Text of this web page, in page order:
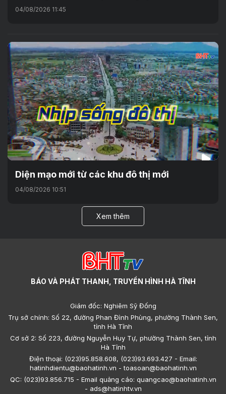
04/08/2026 11:45
Diện mạo mới từ các khu đô thị mới
04/08/2026 10:51
Xem thêm
BÁO VÀ PHÁT THANH, TRUYỀN HÌNH HÀ TĨNH
Giám đốc: Nghiêm Sỹ Đống
Trụ sở chính: Số 22, đường Phan Đình Phùng, phường Thành Sen,
tỉnh Hà Tĩnh
Cơ sở 2: Số 223, đường Nguyễn Huy Tự, phường Thành Sen, tỉnh
Hà Tĩnh
Điện thoại: (023)95.858.608, (023)93.693.427 - Email:
hatinhdientu@baohatinh.vn - toasoan@baohatinh.vn
QC: (023)93.856.715 - Email quảng cáo: quangcao@baohatinh.vn
- ads@hatinhtv.vn